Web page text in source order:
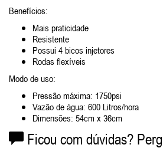
Benefícios:
Mais praticidade
Resistente
Possui 4 bicos injetores
Rodas flexíveis
Modo de uso:
Pressão máxima: 1750psi
Vazão de água: 600 Litros/hora
Dimensões: 54cm x 36cm
Ficou com dúvidas?